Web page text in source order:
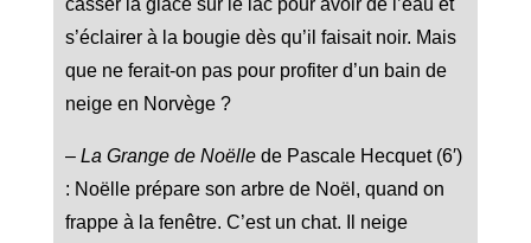
s’éclairer à la bougie dès qu’il faisait noir. Mais
que ne ferait-on pas pour profiter d’un bain de
neige en Norvège ?
– La Grange de Noëllede Pascale Hecquet (6′)
: Noëlle prépare son arbre de Noël, quand on
frappe à la fenêtre. C’est un chat. Il neige